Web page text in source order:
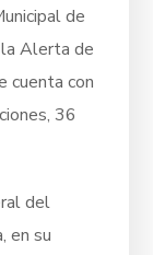
de
Alerta de
cuenta con
36
del
en su